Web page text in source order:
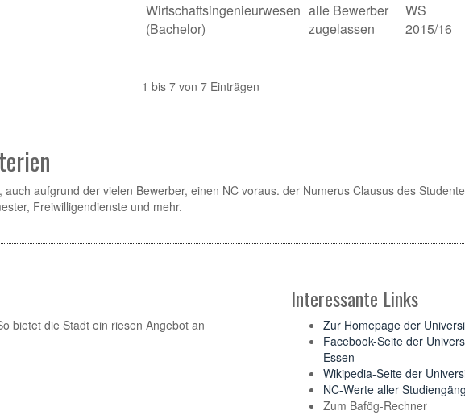
Wirtschaftsingenieurwesen
(Bachelor)
alle Bewerber
zugelassen
WS
2015/16
1 bis 7 von 7 Einträgen
aufgrund der vielen Bewerber, einen NC voraus. der Numerus Clausus des
Freiwilligendienste und mehr.
bietet die Stadt ein riesen Angebot an
Interessante Links
Zur Homepage der
Facebook-Seite der
Essen
Wikipedia-Seite der
NC-Werte aller
Zum Bafög-Rechner